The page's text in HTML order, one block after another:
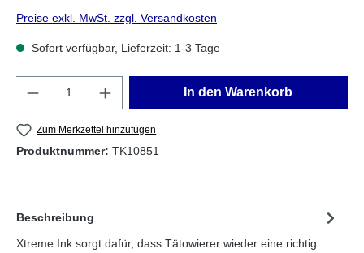
Preise exkl. MwSt. zzgl. Versandkosten
Sofort verfügbar, Lieferzeit: 1-3 Tage
In den Warenkorb
Zum Merkzettel hinzufügen
Produktnummer: TK10851
Beschreibung
Xtreme Ink sorgt dafür, dass Tätowierer wieder eine richtig